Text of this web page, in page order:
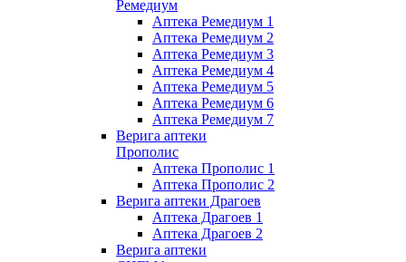
Ремедиум
Аптека Ремедиум 1
Аптека Ремедиум 2
Аптека Ремедиум 3
Аптека Ремедиум 4
Аптека Ремедиум 5
Аптека Ремедиум 6
Аптека Ремедиум 7
Верига аптеки
Прополис
Аптека Прополис 1
Аптека Прополис 2
Верига аптеки Драгоев
Аптека Драгоев 1
Аптека Драгоев 2
Верига аптеки